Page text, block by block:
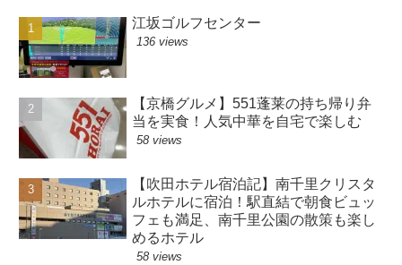
江坂ゴルフセンター
136 views
【京橋グルメ】551蓬莱の持ち帰り弁
当を実食！人気中華を自宅で楽しむ
58 views
【吹田ホテル宿泊記】南千里クリスタ
ルホテルに宿泊！駅直結で朝食ビュッ
フェも満足、南千里公園の散策も楽し
めるホテル
58 views